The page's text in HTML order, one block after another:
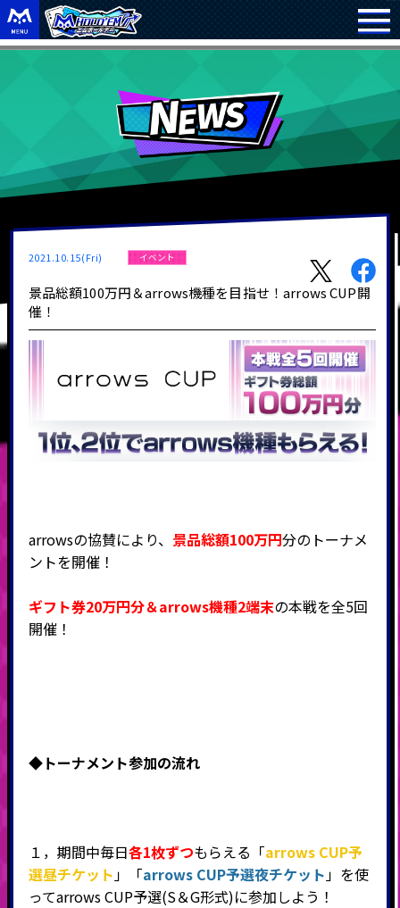
2021.10.15(Fri) イベント
景品総額100万円＆arrows機種を目指せ！arrows CUP開
催！
arrowsの協賛により、 景品総額100万円分のトーナメ
ントを開催！
ギフト券20万円分＆arrows機種2端末の本戦を全5回
開催！
◆トーナメント参加の流れ
１，期間中毎日各1枚ずつもらえる「arrows CUP予
選昼チケット」「arrows CUP予選夜チケット」を使
ってarrows CUP予選(S＆G形式)に参加しよう！